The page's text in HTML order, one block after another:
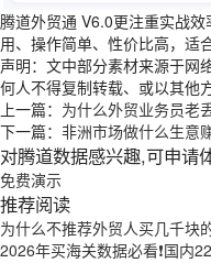
腾道外贸通 V6.0更注重实战
用、操作简单、性价比高，适
声明：文中部分素材来源于网
何人不得复制转载、或以其他
上一篇： 为什么外贸业务员老
下一篇： 非洲市场做什么生意
对腾道数据感兴趣,可申请
免费演示
推荐阅读
为什么不推荐外贸人买几千块
2026年买海关数据必看❗国内